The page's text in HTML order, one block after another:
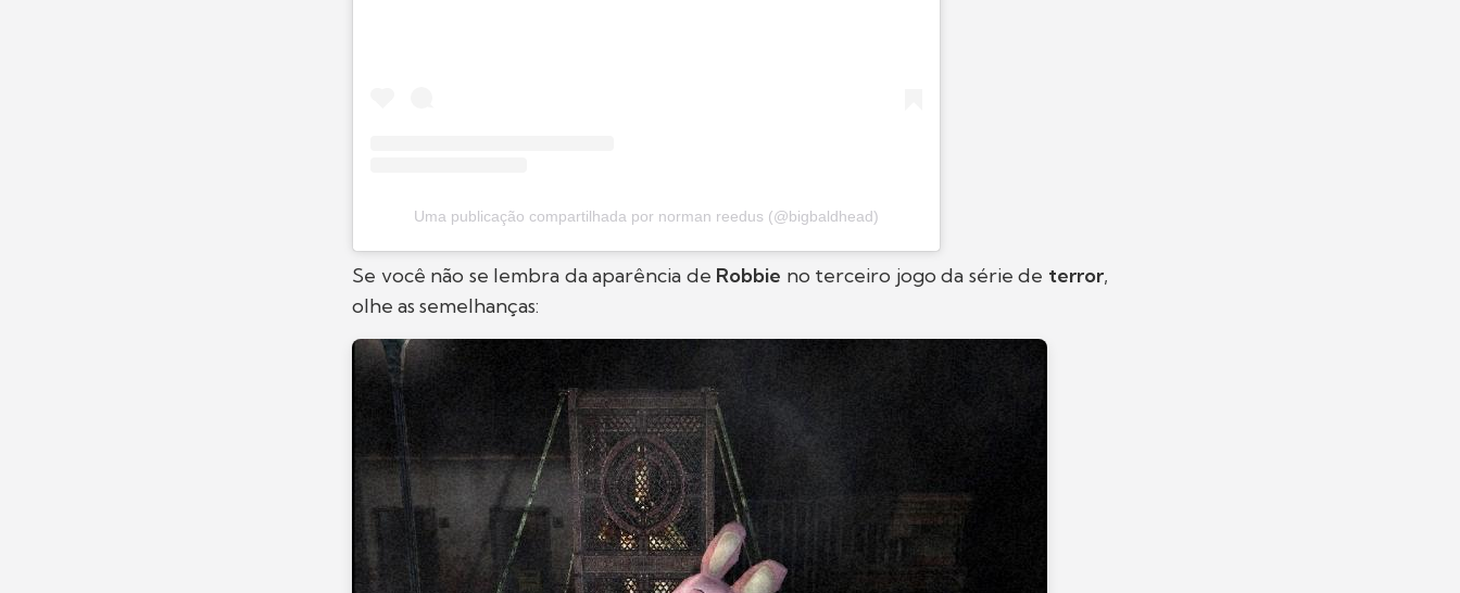
Uma publicação compartilhada por norman reedus (@bigbaldhead)
Se você não se lembra da aparência de Robbie no terceiro jogo da série de terror,
olhe as semelhanças: